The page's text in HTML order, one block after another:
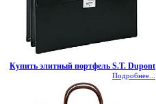
Купить элитный портфель S.T. Dupont
Подробнее...